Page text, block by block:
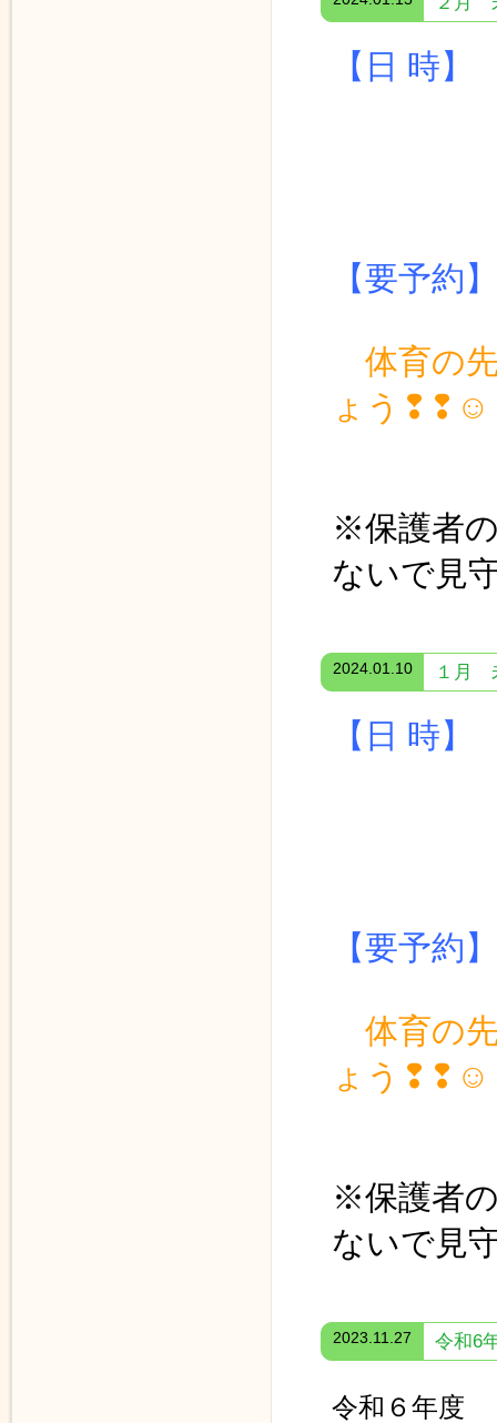
【日 時
【要予約】
体育の
ょう❢❢☺
※保護者
ないで見
2024.01.10 １月
【日 時
【要予約】
体育の
ょう❢❢☺
※保護者
ないで見
2023.11.27 令和6
令和６年度